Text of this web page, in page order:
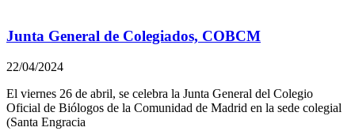
Junta General de Colegiados, COBCM
22/04/2024
El viernes 26 de abril, se celebra la Junta General del Colegio
Oficial de Biólogos de la Comunidad de Madrid en la sede colegial
(Santa Engracia